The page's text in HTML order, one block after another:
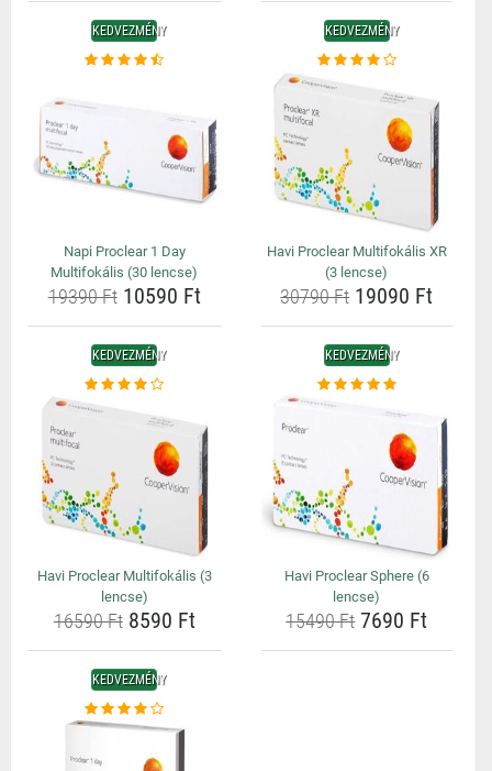
KEDVEZMÉNY
Napi Proclear 1 Day
Multifokális (30 lencse)
19390 Ft10590 Ft
KEDVEZMÉNY
Havi Proclear Multifokális XR
(3 lencse)
30790 Ft19090 Ft
KEDVEZMÉNY
Havi Proclear Multifokális (3
lencse)
16590 Ft8590 Ft
KEDVEZMÉNY
Havi Proclear Sphere (6
lencse)
15490 Ft7690 Ft
KEDVEZMÉNY